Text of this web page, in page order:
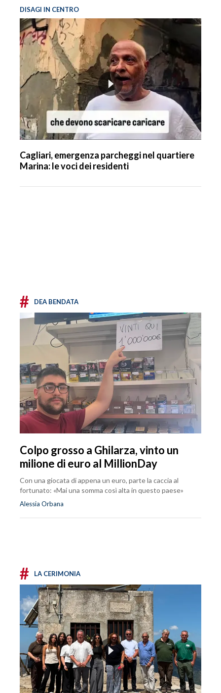
DISAGI IN CENTRO
Cagliari, emergenza parcheggi nel quartiere
Marina: le voci dei residenti
# DEA BENDATA
Colpo grosso a Ghilarza, vinto un
milione di euro al MillionDay
Con una giocata di appena un euro, parte la caccia al
fortunato: «Mai una somma così alta in questo paese»
Alessia Orbana
# LA CERIMONIA